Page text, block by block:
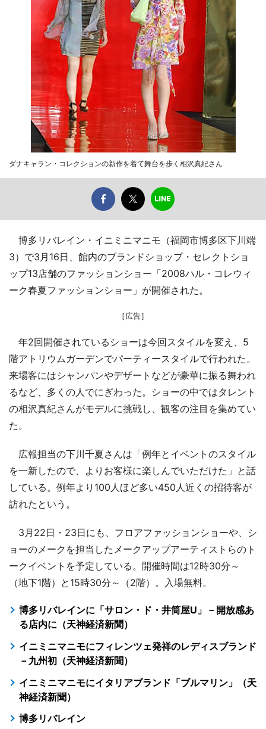
ダナキャラン・コレクションの新作を着て舞台を歩く相沢真紀さん
博多リバレイン・イニミニマニモ（福岡市博多区下川端
3）で3月16日、館内のブランドショップ・セレクトショ
ップ13店舗のファッションショー「2008ハル・コレウィ
ーク春夏ファッションショー」が開催された。
［広告］
年2回開催されているショーは今回スタイルを変え、5
階アトリウムガーデンでパーティースタイルで行われた。
来場客にはシャンパンやデザートなどが豪華に振る舞われ
るなど、多くの人でにぎわった。ショーの中ではタレント
の相沢真紀さんがモデルに挑戦し、観客の注目を集めてい
た。
広報担当の下川千夏さんは「例年とイベントのスタイル
を一新したので、よりお客様に楽しんでいただけた」と話
している。例年より100人ほど多い450人近くの招待客が
訪れたという。
3月22日・23日にも、フロアファッションショーや、シ
ョーのメークを担当したメークアップアーティストらのト
ークイベントを予定している。開催時間は12時30分～
（地下1階）と15時30分～（2階）。入場無料。
博多リバレインに「サロン・ド・井筒屋U」－開放感あ
る店内に（天神経済新聞）
イニミニマニモにフィレンツェ発祥のレディスブランド
－九州初（天神経済新聞）
イニミニマニモにイタリアブランド「ブルマリン」（天
神経済新聞）
博多リバレイン